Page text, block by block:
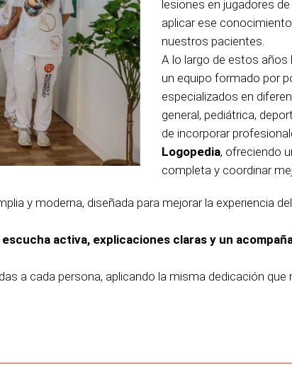
lesiones en jugadores
aplicar ese
nuestros pacientes.
A lo largo de estos
un equipo formado por
especializados en
general, pediátrica,
de incorporar
Logopedia, ofreciendo
completa y coordinar
y moderna, diseñada para mejorar la experiencia
activa, explicaciones claras y un
a cada persona, aplicando la misma dedicación